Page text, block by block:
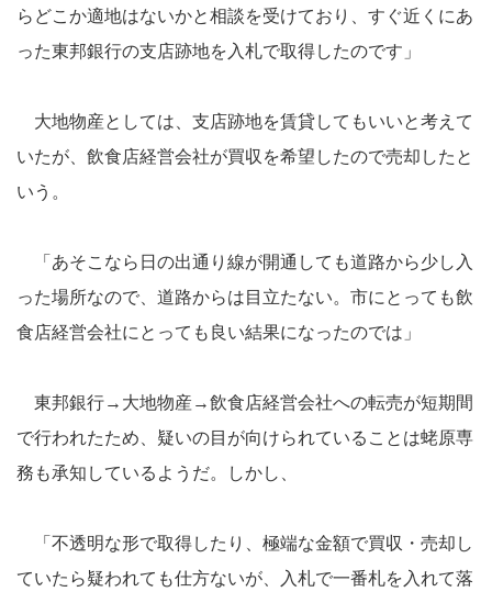
らどこか適地はないかと相談を受けており、すぐ近くにあ
った東邦銀行の支店跡地を入札で取得したのです」
大地物産としては、支店跡地を賃貸してもいいと考えて
いたが、飲食店経営会社が買収を希望したので売却したと
いう。
「あそこなら日の出通り線が開通しても道路から少し入
った場所なので、道路からは目立たない。市にとっても飲
食店経営会社にとっても良い結果になったのでは」
東邦銀行→大地物産→飲食店経営会社への転売が短期間
で行われたため、疑いの目が向けられていることは蛯原専
務も承知しているようだ。しかし、
「不透明な形で取得したり、極端な金額で買収・売却し
ていたら疑われても仕方ないが、入札で一番札を入れて落